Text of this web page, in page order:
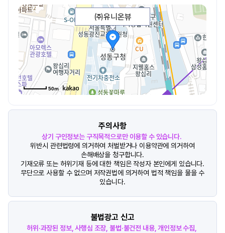
㈜유니온뷰
50m
주의사항
상기 구인정보는 구직목적으로만 이용할 수 있습니다.
위반시 관련법령에 의거하여 처벌받거나 이용약관에 의거하여
손해배상을 청구합니다.
기재오류 또는 허위기재 등에 대한 책임은 작성자 본인에게 있습니다.
무단으로 사용할 수 없으며 저작권법에 의거하여 법적 책임을 물을 수
있습니다.
불법광고 신고
허위·과장된 정보, 사행심 조장, 불법·불건전 내용, 개인정보 수집,